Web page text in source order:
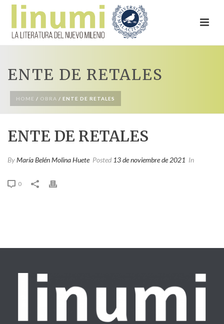
ENTE DE RETALES
HOME / OBRA / ENTE DE RETALES
ENTE DE RETALES
ByMaría Belén Molina Huete Posted 13 de noviembre de 2021 In
0